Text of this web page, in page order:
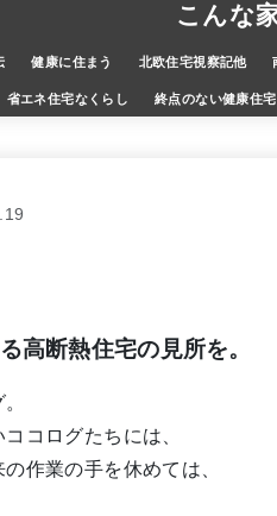
こんな
健康に住まう 北欧住宅視察記他
省エネ住宅なくらし 終点のない健康住宅
高断熱住宅の見所を。
コログたちには、
作業の手を休めては、